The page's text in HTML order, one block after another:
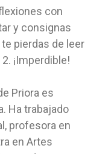
con
y consignas
pierdas de leer
¡Imperdible!
Priora es
Ha trabajado
profesora en
en Artes